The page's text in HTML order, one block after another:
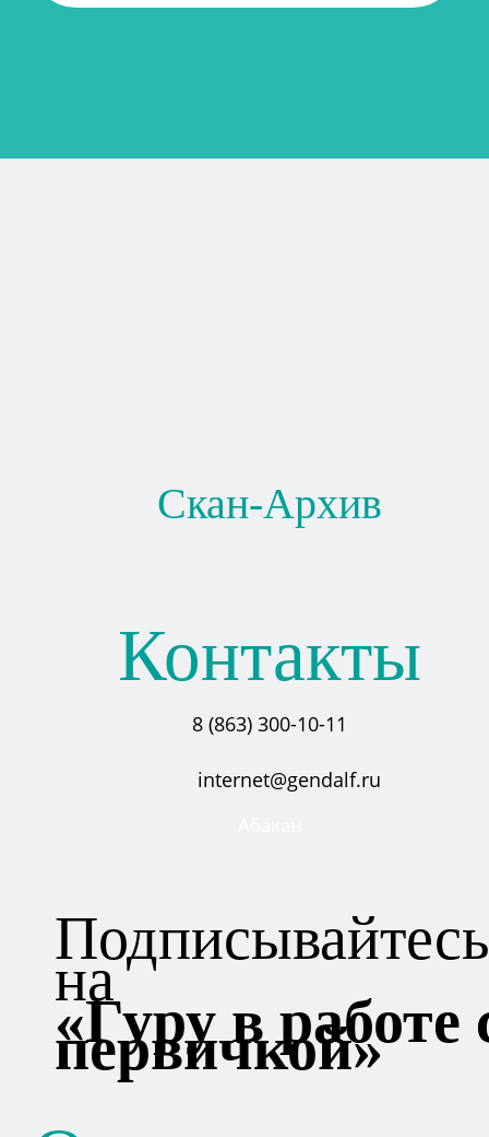
Скан-Архив
Контакты
8 (863) 300-10-11
internet@gendalf.ru
Подписывайтесь
на
«Гуру в работе
первичкой»